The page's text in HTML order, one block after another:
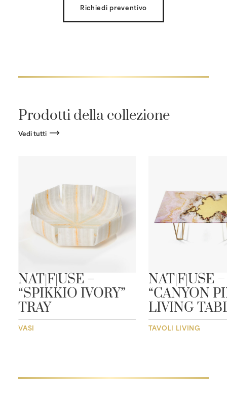
Richiedi preventivo
Prodotti della collezione
Vedi tutti
NAT|F|USE –
“SPIKKIO IVORY”
TRAY
VASI
NAT|F|USE –
“CANYON
LIVING
TAVOLI LIVING